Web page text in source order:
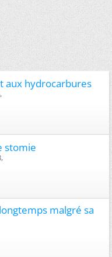
aux hydrocarbures
stomie
malgré sa